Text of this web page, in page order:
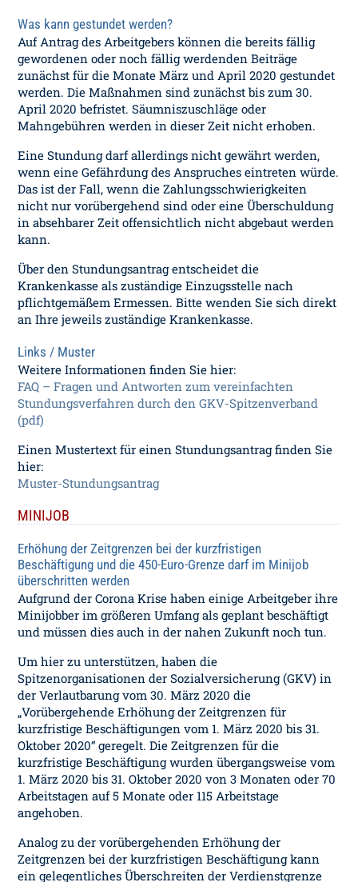
Was kann gestundet werden?
Auf Antrag des Arbeitgebers können die bereits fällig
gewordenen oder noch fällig werdenden Beiträge
zunächst für die Monate März und April 2020 gestundet
werden. Die Maßnahmen sind zunächst bis zum 30.
April 2020 befristet. Säumniszuschläge oder
Mahngebühren werden in dieser Zeit nicht erhoben.
Eine Stundung darf allerdings nicht gewährt werden,
wenn eine Gefährdung des Anspruches eintreten würde.
Das ist der Fall, wenn die Zahlungsschwierigkeiten
nicht nur vorübergehend sind oder eine Überschuldung
in absehbarer Zeit offensichtlich nicht abgebaut werden
kann.
Über den Stundungsantrag entscheidet die
Krankenkasse als zuständige Einzugsstelle nach
pflichtgemäßem Ermessen. Bitte wenden Sie sich direkt
an Ihre jeweils zuständige Krankenkasse.
Links / Muster
Weitere Informationen finden Sie hier:
FAQ – Fragen und Antworten zum vereinfachten
Stundungsverfahren durch den GKV-Spitzenverband
(pdf)
Einen Mustertext für einen Stundungsantrag finden Sie
hier:
Muster-Stundungsantrag
MINIJOB
Erhöhung der Zeitgrenzen bei der kurzfristigen
Beschäftigung und die 450-Euro-Grenze darf im Minijob
überschritten werden
Aufgrund der Corona Krise haben einige Arbeitgeber ihre
Minijobber im größeren Umfang als geplant beschäftigt
und müssen dies auch in der nahen Zukunft noch tun.
Um hier zu unterstützen, haben die
Spitzenorganisationen der Sozialversicherung (GKV) in
der Verlautbarung vom 30. März 2020 die
„Vorübergehende Erhöhung der Zeitgrenzen für
kurzfristige Beschäftigungen vom 1. März 2020 bis 31.
Oktober 2020“ geregelt. Die Zeitgrenzen für die
kurzfristige Beschäftigung wurden übergangsweise vom
1. März 2020 bis 31. Oktober 2020 von 3 Monaten oder 70
Arbeitstagen auf 5 Monate oder 115 Arbeitstage
angehoben.
Analog zu der vorübergehenden Erhöhung der
Zeitgrenzen bei der kurzfristigen Beschäftigung kann
ein gelegentliches Überschreiten der Verdienstgrenze